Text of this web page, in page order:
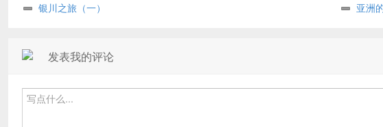
银川之旅（一） 亚洲
发表我的评论